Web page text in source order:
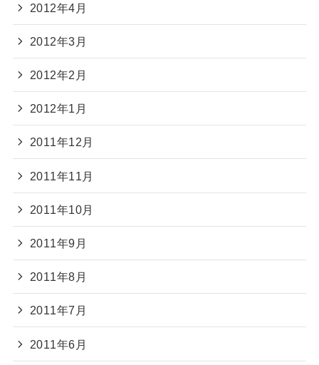
2012年4月
2012年3月
2012年2月
2012年1月
2011年12月
2011年11月
2011年10月
2011年9月
2011年8月
2011年7月
2011年6月